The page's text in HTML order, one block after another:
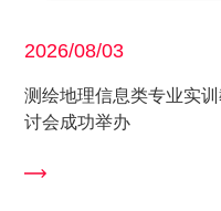
2026/08/03
测绘地理信息类专业实
讨会成功举办